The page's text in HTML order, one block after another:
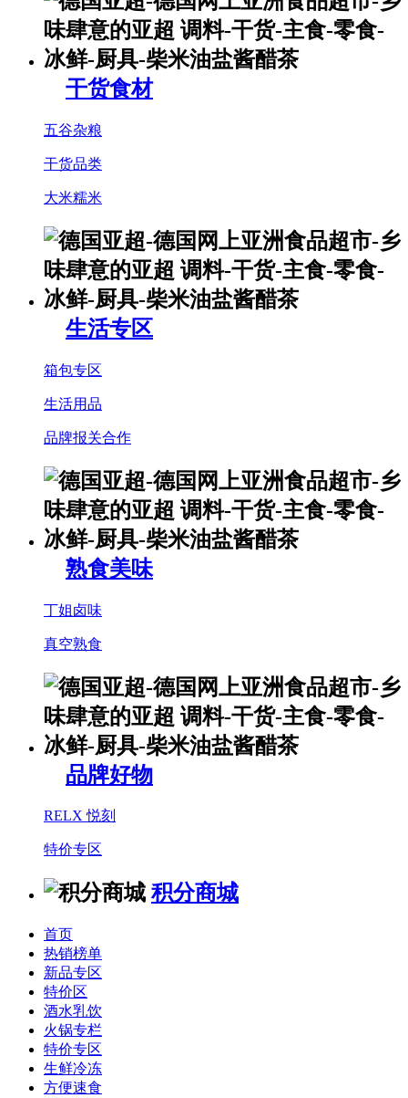
干货食材
五谷杂粮
干货品类
大米糯米
生活专区
箱包专区
生活用品
品牌报关合作
熟食美味
丁姐卤味
真空熟食
品牌好物
RELX 悦刻
特价专区
积分商城
首页
热销榜单
新品专区
特价区
酒水乳饮
火锅专栏
特价专区
生鲜冷冻
方便速食